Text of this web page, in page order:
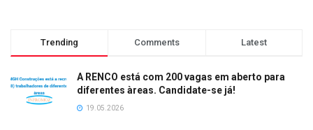
Trending Comments Latest
A RENCO está com 200 vagas em aberto para
diferentes àreas. Candidate-se já!
19.05.2026